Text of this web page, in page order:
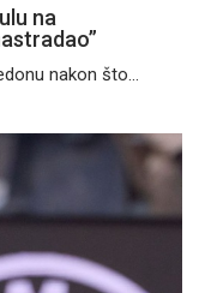
na
nakon što...